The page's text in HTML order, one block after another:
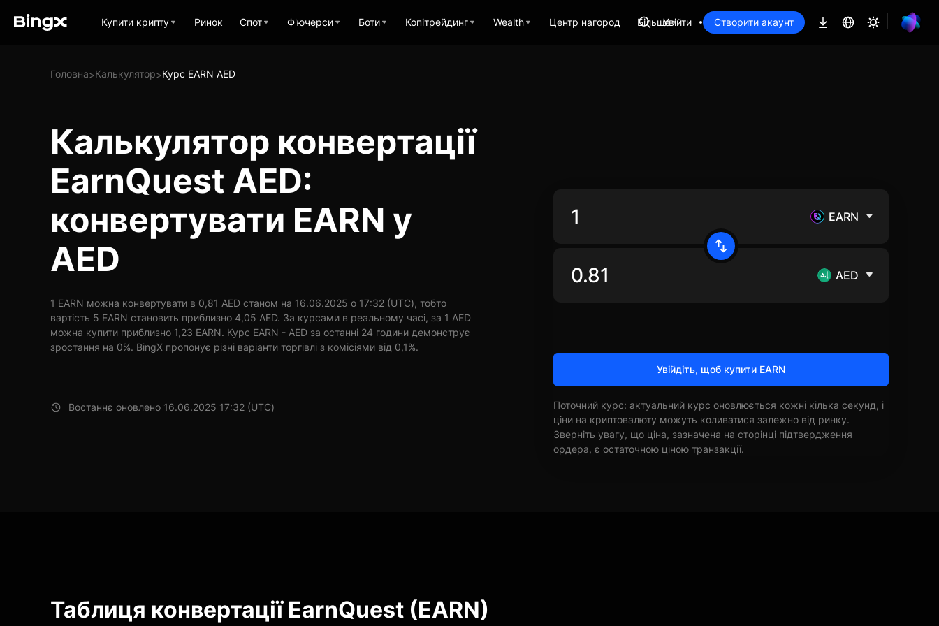
Купити крипту Ринок Спот Ф'ючерси Боти Копітрейдинг Wealth Центр нагород БільшеУвійти Створити акаунт
Головна>Калькулятор>Курс EARN AED
Калькулятор конвертації
EarnQuest AED:
конвертувати EARN у
AED
1 EARN можна конвертувати в 0,81 AED станом на 16.06.2025 о 17:32 (UTC), тобто
вартість 5 EARN становить приблизно 4,05 AED. За курсами в реальному часі, за 1 AED
можна купити приблизно 1,23 EARN. Курс EARN - AED за останні 24 години демонструє
зростання на 0%. BingX пропонує різні варіанти торгівлі з комісіями від 0,1%.
Востаннє оновлено 16.06.2025 17:32 (UTC)
EARN
AED
Увійдіть, щоб купити EARN
Поточний курс: актуальний курс оновлюється кожні кілька секунд, і
ціни на криптовалюту можуть коливатися залежно від ринку.
Зверніть увагу, що ціна, зазначена на сторінці підтвердження
ордера, є остаточною ціною транзакції.
Таблиця конвертації EarnQuest (EARN)